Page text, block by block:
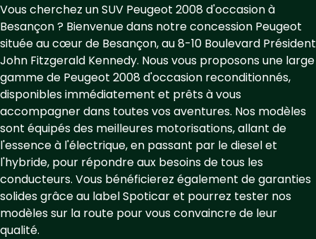
Vous cherchez un SUV Peugeot 2008 d'occasion à
Besançon ? Bienvenue dans notre concession Peugeot
située au cœur de Besançon, au 8-10 Boulevard Président
John Fitzgerald Kennedy. Nous vous proposons une large
gamme de Peugeot 2008 d'occasion reconditionnés,
disponibles immédiatement et prêts à vous
accompagner dans toutes vos aventures. Nos modèles
sont équipés des meilleures motorisations, allant de
l'essence à l'électrique, en passant par le diesel et
l'hybride, pour répondre aux besoins de tous les
conducteurs. Vous bénéficierez également de garanties
solides grâce au label Spoticar et pourrez tester nos
modèles sur la route pour vous convaincre de leur
qualité.